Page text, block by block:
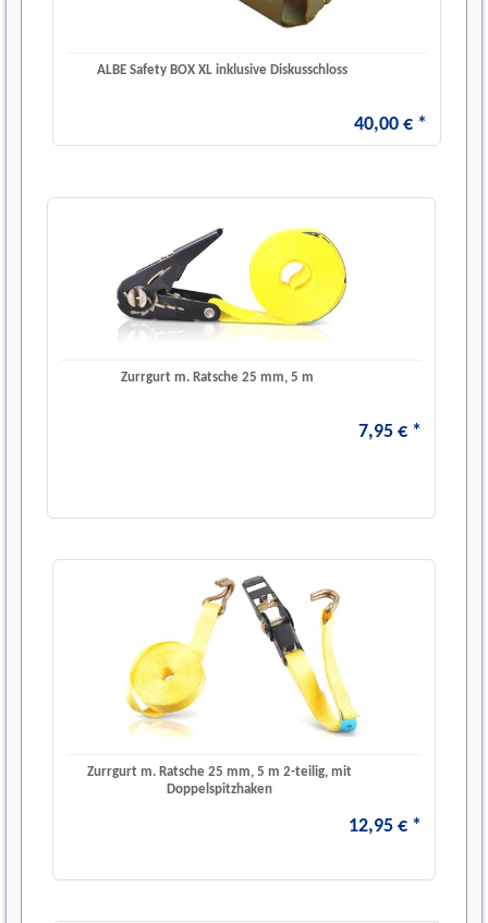
ALBE Safety BOX XL inklusive Diskusschloss
40,00 € *
Zurrgurt m. Ratsche 25 mm, 5 m
7,95 € *
Zurrgurt m. Ratsche 25 mm, 5 m 2-teilig, mit
Doppelspitzhaken
12,95 € *